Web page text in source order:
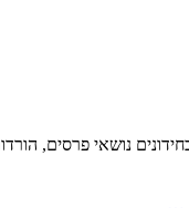
נושאי פרסים,